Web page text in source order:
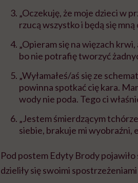
„Oczekuję, że moje dzieci w
rzucą wszystko i będą się mną
„Opieram się na więzach
bo nie potrafię tworzyć
„Wyłamałeś/aś się ze
powinna spotkać cię kara.
wody nie poda. Tego ci
„Jestem śmierdzącym
siebie, brakuje mi wyobraźni,
Pod postem Edyty Brody
dzieliły się swoimi